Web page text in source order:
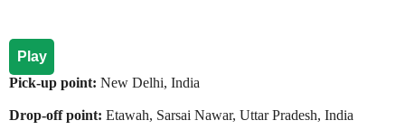
Play
Pick-up point: New Delhi, India
Drop-off point: Etawah, Sarsai Nawar, Uttar Pradesh, India